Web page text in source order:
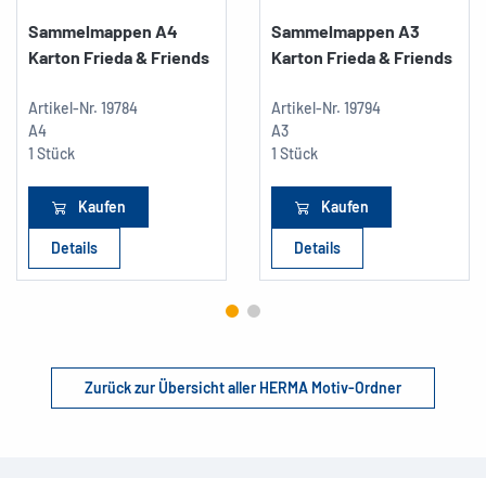
Sammelmappen A4
Karton Frieda & Friends
Artikel-Nr. 19784
A4
1 Stück
Kaufen
Details
Sammelmappen A3
Karton Frieda & Friends
Artikel-Nr. 19794
A3
1 Stück
Kaufen
Details
Zurück zur Übersicht aller HERMA Motiv-Ordner